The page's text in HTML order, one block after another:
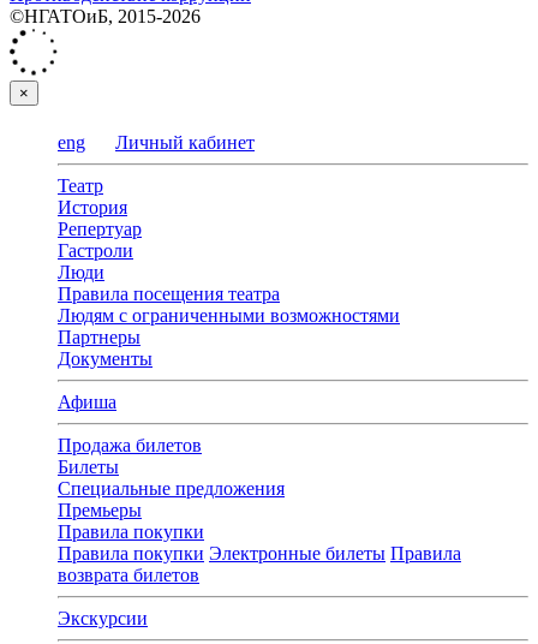
©НГАТОиБ, 2015-2026
×
eng Личный кабинет
Театр
История
Репертуар
Гастроли
Люди
Правила посещения театра
Людям с ограниченными возможностями
Партнеры
Документы
Афиша
Продажа билетов
Билеты
Специальные предложения
Премьеры
Правила покупки
Правила покупки Электронные билеты Правила
возврата билетов
Экскурсии